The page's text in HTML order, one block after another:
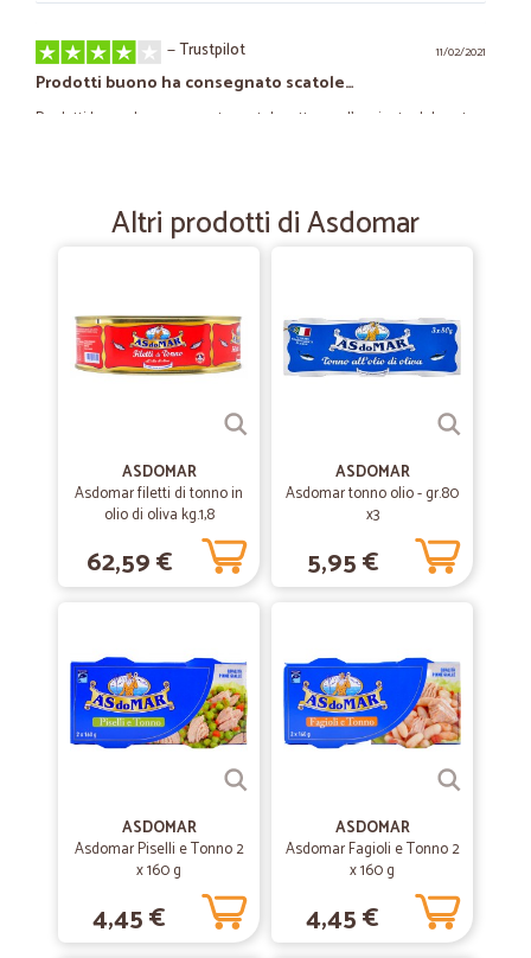
11/02/2021
—Trustpilot
Prodotti buono ha consegnato scatole…
Prodotti buono ha consegnato scatole rotte con l’aggiunta del nastro
Veloci nella consegna
Veloci nella consegna
23/09/2020
Franca T.
Servizio veloce
Servizio veloce Utile come emmergenza se non puoi uscire di casa
per andare a fare spesa. Peccato sia un po' costoso per me come
spedizione....daltronde le comodità si pagano!
consegna rapida e prezzo conveniente
consegna rapida e prezzo conveniente
17/01/2020
Mauro L.
21/07/2019
Trustpilot
Ottimo supermercato
Altri prodotti di Asdomar
ASDOMAR
Asdomar filetti di tonno in
olio di oliva kg.1,8
62,59 €
ASDOMAR
Asdomar tonno olio - gr.80
x3
5,95 €
ASDOMAR
Asdomar Piselli e Tonno 2
x 160 g
4,45 €
ASDOMAR
Asdomar Fagioli e Tonno 2
x 160 g
4,45 €